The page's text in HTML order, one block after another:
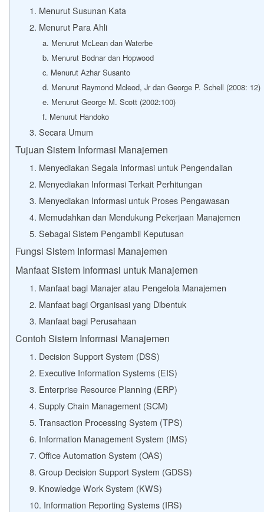
1. Menurut Susunan Kata
2. Menurut Para Ahli
a. Menurut McLean dan Waterbe
b. Menurut Bodnar dan Hopwood
c. Menurut Azhar Susanto
d. Menurut Raymond Mcleod, Jr dan George P. Schell (2008: 12)
e. Menurut George M. Scott (2002:100)
f. Menurut Handoko
3. Secara Umum
Tujuan Sistem Informasi Manajemen
1. Menyediakan Segala Informasi untuk Pengendalian
2. Menyediakan Informasi Terkait Perhitungan
3. Menyediakan Informasi untuk Proses Pengawasan
4. Memudahkan dan Mendukung Pekerjaan Manajemen
5. Sebagai Sistem Pengambil Keputusan
Fungsi Sistem Informasi Manajemen
Manfaat Sistem Informasi untuk Manajemen
1. Manfaat bagi Manajer atau Pengelola Manajemen
2. Manfaat bagi Organisasi yang Dibentuk
3. Manfaat bagi Perusahaan
Contoh Sistem Informasi Manajemen
1. Decision Support System (DSS)
2. Executive Information Systems (EIS)
3. Enterprise Resource Planning (ERP)
4. Supply Chain Management (SCM)
5. Transaction Processing System (TPS)
6. Information Management System (IMS)
7. Office Automation System (OAS)
8. Group Decision Support System (GDSS)
9. Knowledge Work System (KWS)
10. Information Reporting Systems (IRS)